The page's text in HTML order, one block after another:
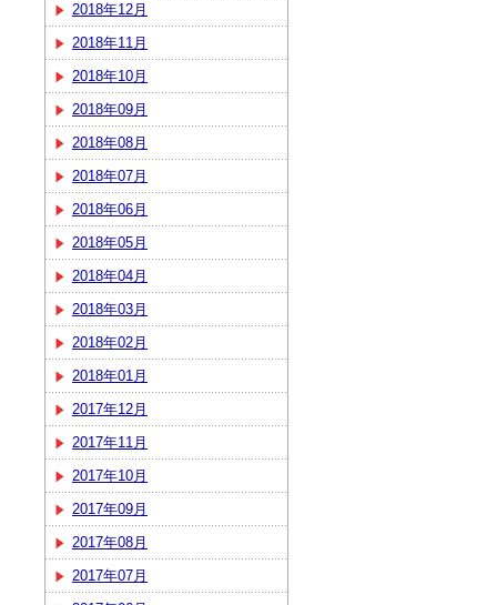
2018年12月
2018年11月
2018年10月
2018年09月
2018年08月
2018年07月
2018年06月
2018年05月
2018年04月
2018年03月
2018年02月
2018年01月
2017年12月
2017年11月
2017年10月
2017年09月
2017年08月
2017年07月